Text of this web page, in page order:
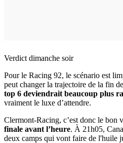
Verdict dimanche soir
Pour le Racing 92, le scénario est
peut changer la trajectoire de la fin
top 6 deviendrait beaucoup plus
vraiment le luxe d’attendre.
Clermont-Racing, c’est donc le bon
finale avant l’heure. À 21h05,
deux camps qui vont faire de l'huile